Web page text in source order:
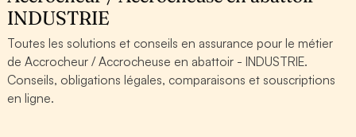
INDUSTRIE
Toutes les solutions et conseils en assurance pour le métier
de Accrocheur / Accrocheuse en abattoir - INDUSTRIE.
Conseils, obligations légales, comparaisons et souscriptions
en ligne.